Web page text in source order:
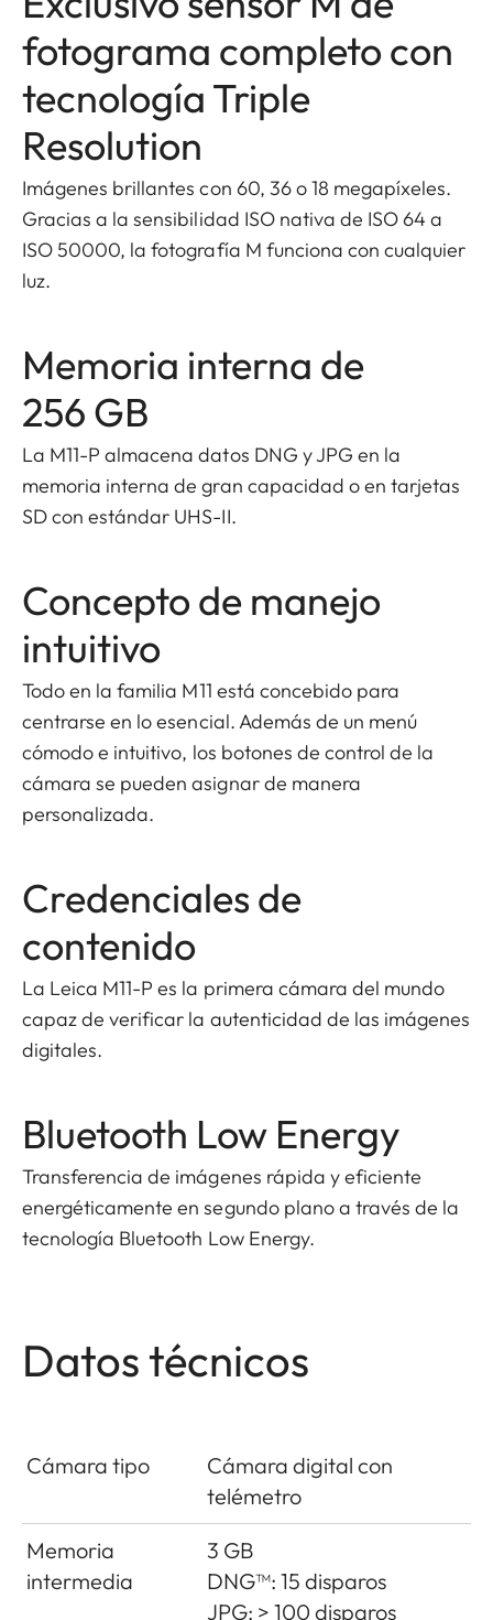
fotograma completo con
tecnología Triple
Resolution
Imágenes brillantes con 60, 36 o 18 megapíxeles.
Gracias a la sensibilidad ISO nativa de ISO 64 a
ISO 50000, la fotografía M funciona con cualquier
luz.
Memoria interna de
256 GB
La M11-P almacena datos DNG y JPG en la
memoria interna de gran capacidad o en tarjetas
SD con estándar UHS-II.
Concepto de manejo
intuitivo
Todo en la familia M11 está concebido para
centrarse en lo esencial. Además de un menú
cómodo e intuitivo, los botones de control de la
cámara se pueden asignar de manera
personalizada.
Credenciales de
contenido
La Leica M11-P es la primera cámara del mundo
capaz de verificar la autenticidad de las imágenes
digitales.
Bluetooth Low Energy
Transferencia de imágenes rápida y eficiente
energéticamente en segundo plano a través de la
tecnología Bluetooth Low Energy.
Datos técnicos
Cámara tipo
Cámara digital con
telémetro
Memoria
intermedia
3 GB
DNG™: 15 disparos
JPG: > 100 disparos